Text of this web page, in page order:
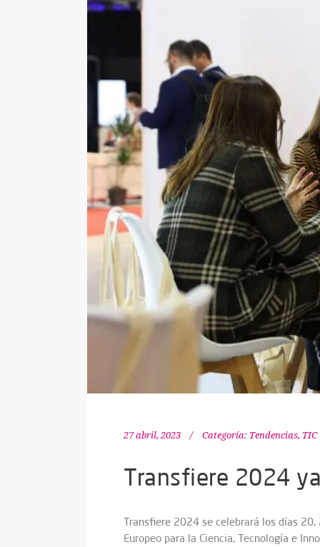
27 abril, 2023 Categoría: Tendencias, TIC
Transfiere 2024
Transfiere 2024 se celebrará los días
Europeo para la Ciencia, Tecnología e